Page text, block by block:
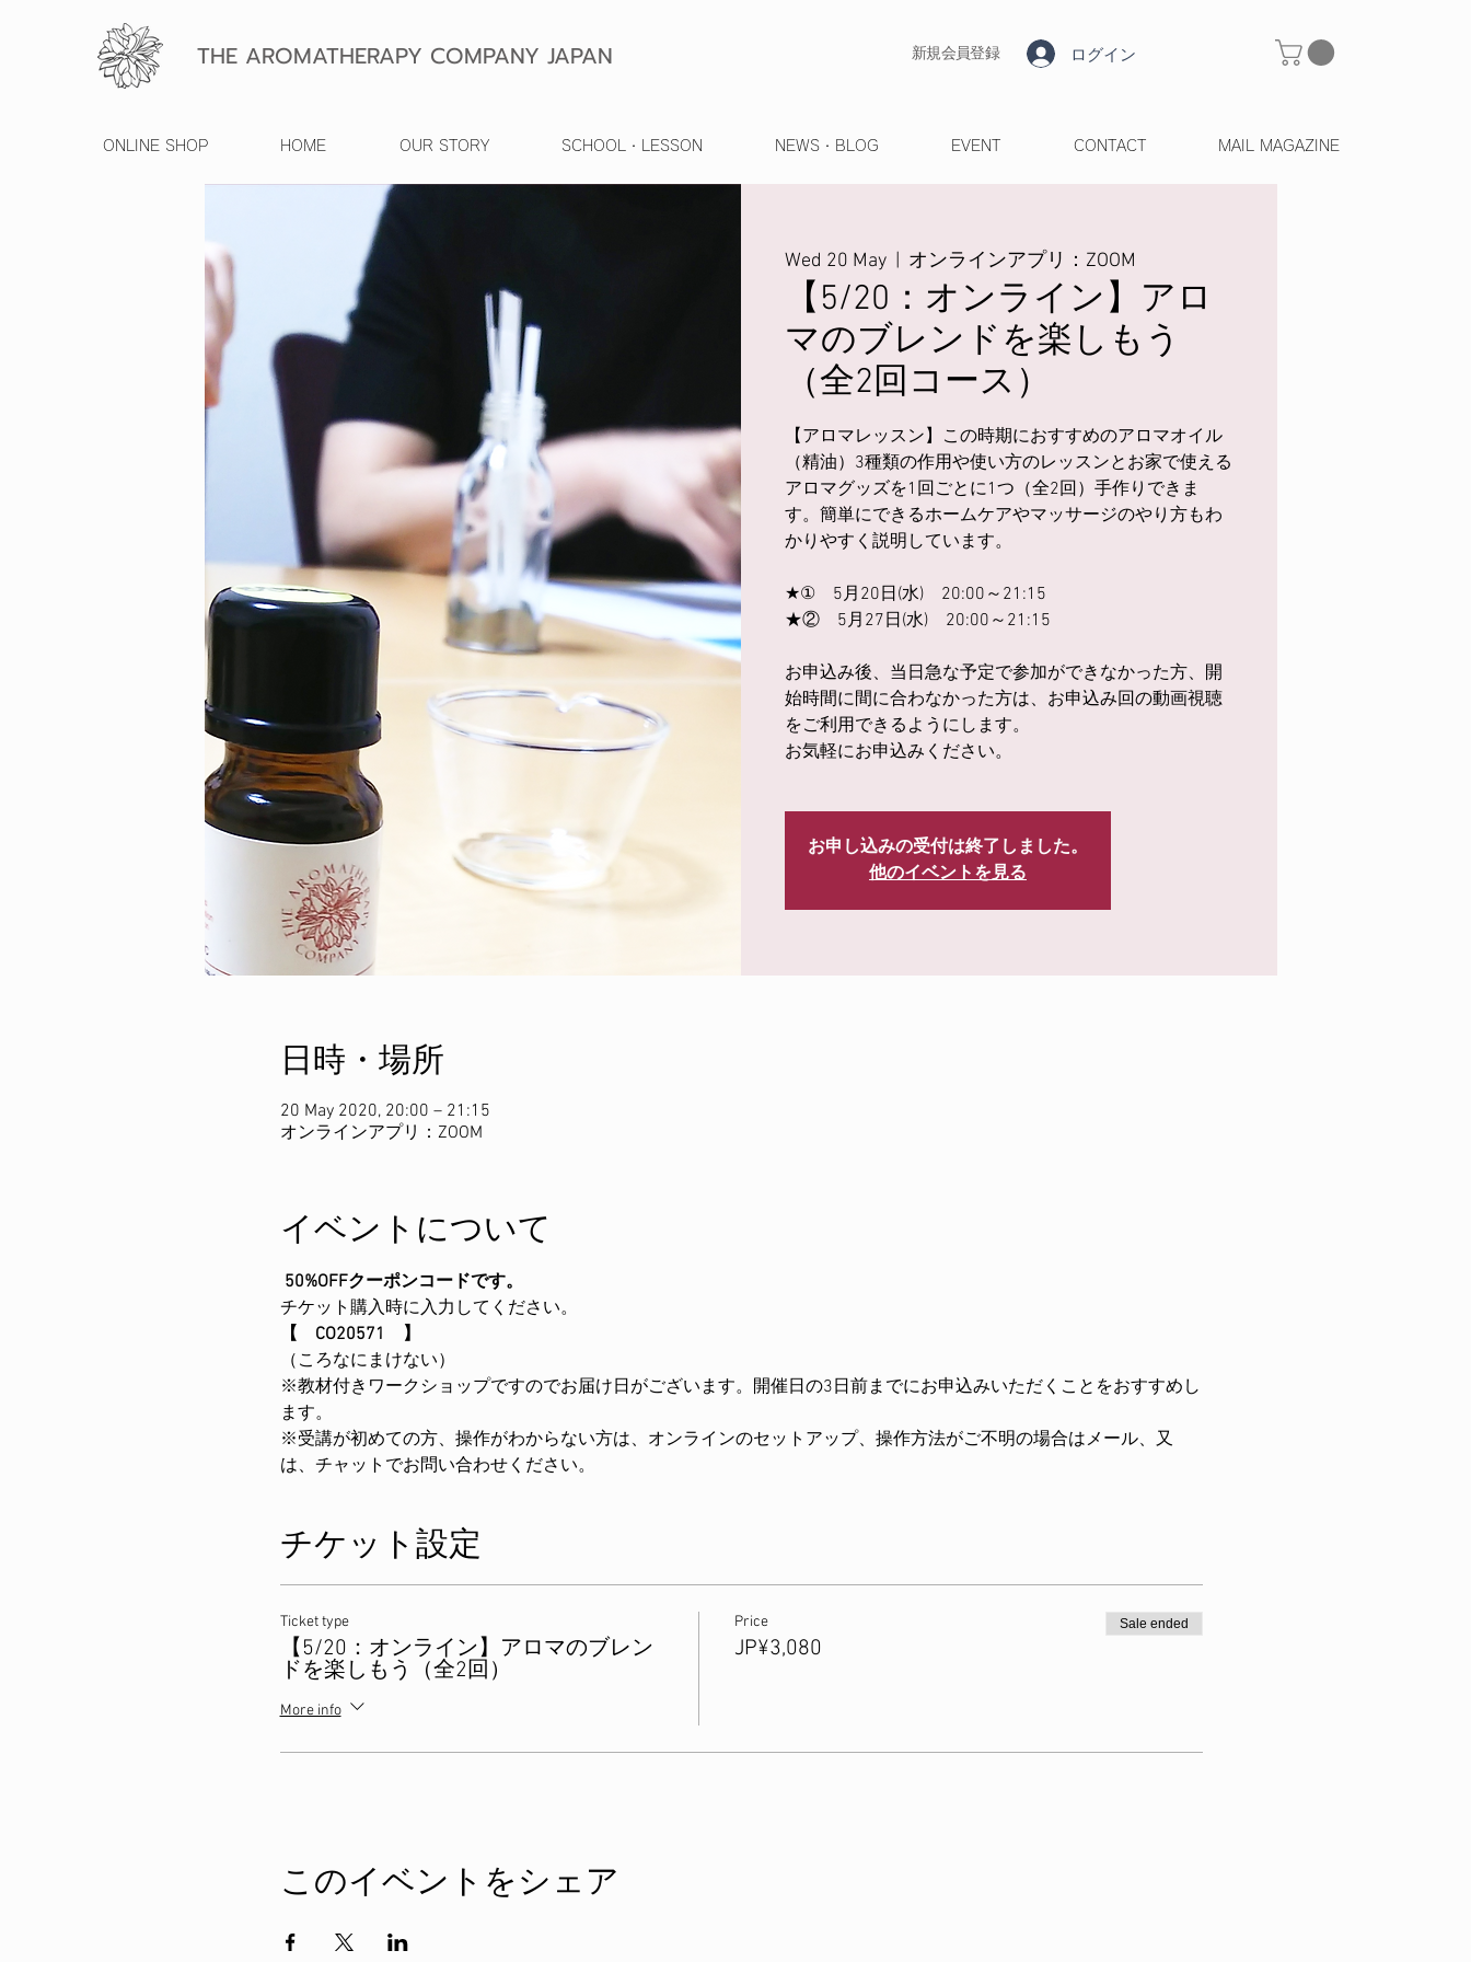
THE AROMATHERAPY COMPANY JAPAN ​新規会員登録 ログイン
ONLINE SHOP HOME OUR STORY SCHOOL・LESSON NEWS・BLOG EVENT CONTACT MAIL MAGAZINE
Wed 20 May
  |
オンラインアプリ：ZOOM
【5/20：オンライン】アロ
マのブレンドを楽しもう
（全2回コース）
【アロマレッスン】この時期におすすめのアロマオイル
（精油）3種類の作用や使い方のレッスンとお家で使える
アロマグッズを1回ごとに1つ（全2回）手作りできま
す。簡単にできるホームケアやマッサージのやり方もわ
かりやすく説明しています。
★① 5月20日(水) 20:00～21:15
★② 5月27日(水) 20:00～21:15
お申込み後、当日急な予定で参加ができなかった方、開
始時間に間に合わなかった方は、お申込み回の動画視聴
をご利用できるようにします。
お気軽にお申込みください。
お申し込みの受付は終了しました。
他のイベントを見る
日時・場所
20 May 2020, 20:00 – 21:15
オンラインアプリ：ZOOM
イベントについて
50%OFFクーポンコードです。
チケット購入時に入力してください。
【　CO20571　】
（ころなにまけない）
※教材付きワークショップですのでお届け日がございます。開催日の3日前までにお申込みいただくことをおすすめし
ます。
※受講が初めての方、操作がわからない方は、オンラインのセットアップ、操作方法がご不明の場合はメール、又
は、チャットでお問い合わせください。
チケット設定
Ticket type
【5/20：オンライン】アロマのブレン
ドを楽しもう（全2回）
More info
Price
JP¥3,080
Sale ended
このイベントをシェア